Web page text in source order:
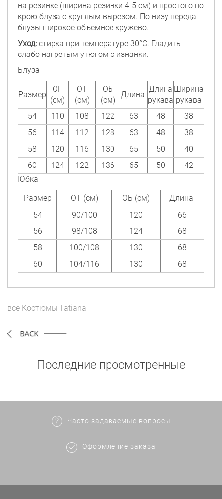
на резинке (ширина резинки 4-5 см) и простого по
крою блуза с круглым вырезом. По низу переда
блузы широкое объемное кружево.
Уход: стирка при температуре 30°C. Гладить
слабо нагретым утюгом с изнанки.
Блуза
Размер
ОГ
(см)
ОТ
(см)
ОБ
(см)
Длина
Длина
рукава
Ширина
рукава
54
110 108 122 63 48
38
56
114 112 128 63 48
38
58
120 116 130 65 50
40
60
124 122 136 65 50
42
Юбка
Размер
ОТ (см) ОБ (см)
Длина
54
90/100 120
66
56
98/108 124
68
58
100/108 130
68
60
104/116 130 68
все Костюмы Tatiana
Последние просмотренные
Часто задаваемые вопросы
Оформление заказа